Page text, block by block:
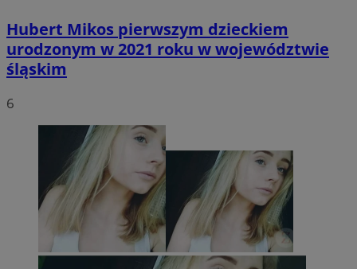
Hubert Mikos pierwszym dzieckiem
urodzonym w 2021 roku w województwie
śląskim
6